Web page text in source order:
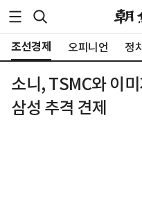
조선경제 오피니언 정
소니, TSMC와 이
삼성 추격 견제